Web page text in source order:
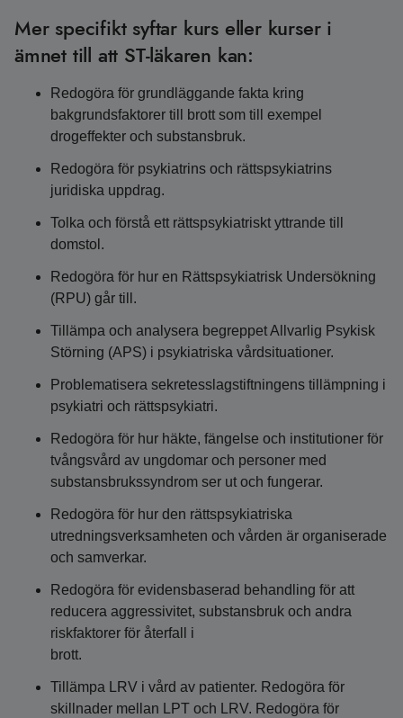
Mer specifikt syftar kurs eller kurser i
ämnet till att ST-läkaren kan:
Redogöra för grundläggande fakta kring
bakgrundsfaktorer till brott som till exempel
drogeffekter och substansbruk.
Redogöra för psykiatrins och rättspsykiatrins
juridiska uppdrag.
Tolka och förstå ett rättspsykiatriskt yttrande till
domstol.
Redogöra för hur en Rättspsykiatrisk Undersökning
(RPU) går till.
Tillämpa och analysera begreppet Allvarlig Psykisk
Störning (APS) i psykiatriska vårdsituationer.
Problematisera sekretesslagstiftningens tillämpning i
psykiatri och rättspsykiatri.
Redogöra för hur häkte, fängelse och institutioner för
tvångsvård av ungdomar och personer med
substansbrukssyndrom ser ut och fungerar.
Redogöra för hur den rättspsykiatriska
utredningsverksamheten och vården är organiserade
och samverkar.
Redogöra för evidensbaserad behandling för att
reducera aggressivitet, substansbruk och andra
riskfaktorer för återfall i
brott.
Tillämpa LRV i vård av patienter. Redogöra för
skillnader mellan LPT och LRV. Redogöra för